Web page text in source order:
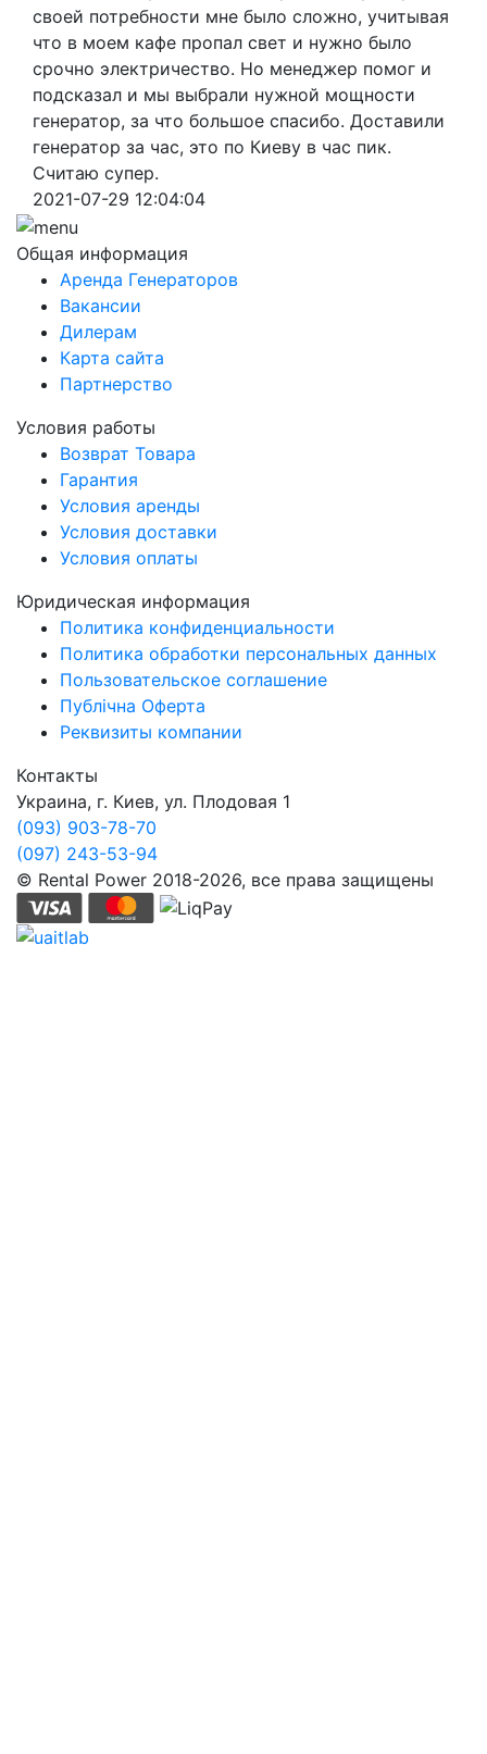
своей потребности мне было сложно, учитывая
что в моем кафе пропал свет и нужно было
срочно электричество. Но менеджер помог и
подсказал и мы выбрали нужной мощности
генератор, за что большое спасибо. Доставили
генератор за час, это по Киеву в час пик.
Считаю супер.
2021-07-29 12:04:04
Общая информация
Аренда Генераторов
Вакансии
Дилерам
Карта сайта
Партнерство
Условия работы
Возврат Товара
Гарантия
Условия аренды
Условия доставки
Условия оплаты
Юридическая информация
Политика конфиденциальности
Политика обработки персональных данных
Пользовательское соглашение
Публічна Оферта
Реквизиты компании
Контакты
Украина, г. Киев, ул. Плодовая 1
(093) 903-78-70
(097) 243-53-94
© Rental Power 2018-2026, все права защищены